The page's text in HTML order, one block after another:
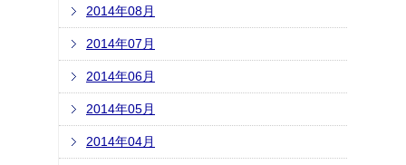
2014年08月
2014年07月
2014年06月
2014年05月
2014年04月